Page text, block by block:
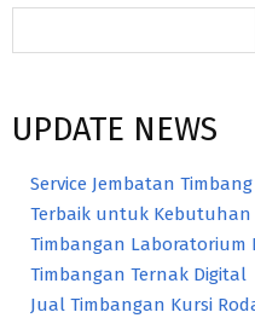
UPDATE NEWS
Service Jembatan Timbang
Terbaik untuk
Timbangan Laboratorium
Timbangan Ternak Digital
Jual Timbangan Kursi